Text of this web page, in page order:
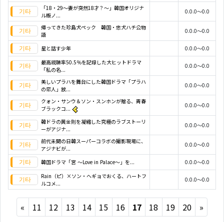
「18・29～妻が突然18才？～」韓国オリジナ
ル版ノ...
0.0.0～0.0
帰ってきた珍島犬ペック 韓国・忠犬ハチ公物
語
0.0.0～0.0
星と話す少年
0.0.0～0.0
最高視聴率50.5％を記録した大ヒットドラマ
「私の名...
0.0.0～0.0
美しいプラハを舞台にした韓国ドラマ「プラハ
の恋人」放...
0.0.0～0.0
クォン・サンウ＆ソン・スンホンが贈る、青春
ブラックコ...
0.0.0～0.0
韓ドラの黄金則を凝縮した究極のラブストーリ
ーがアジナ...
0.0.0～0.0
前代未聞の日韓スーパーコラボの撮影現場に、
アジナビが...
0.0.0～0.0
韓国ドラマ「宮 ～Love in Palace～」を...
0.0.0～0.0
Rain（ピ）×ソン・ヘギョでおくる、ハートフ
ルコメ...
0.0.0～0.0
« Previous
11 12 13 14 15 16 17 18 19 20 »Next